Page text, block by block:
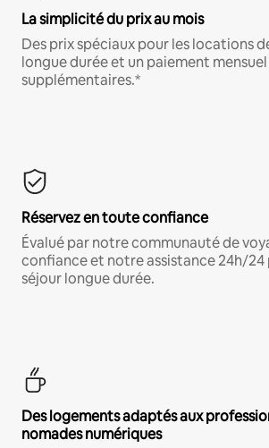
La simplicité du prix au mois
Des prix spéciaux pour les locations
longue durée et un paiement
supplémentaires.*
Réservez en toute confiance
Évalué par notre communauté de
confiance et notre assistance 24h/
séjour longue durée.
Des logements adaptés aux
nomades numériques